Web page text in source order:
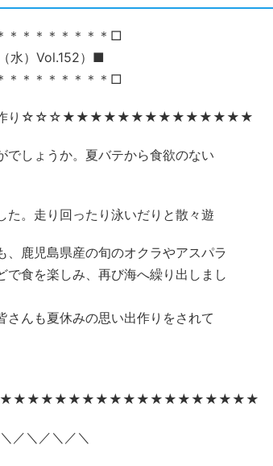
＊＊＊＊＊＊＊＊□
水）Vol.152）■
＊＊＊＊＊＊＊＊□
作り☆☆☆★★★★★★★★★★★★★★
でしょうか。夏バテから食欲のない
た。走り回ったり泳いだりと散々遊
鹿児島県産の旬のオクラやアスパラ
食を楽しみ、再び海へ繰り出しまし
んも夏休みの思い出作りをされて
／＼／＼／＼